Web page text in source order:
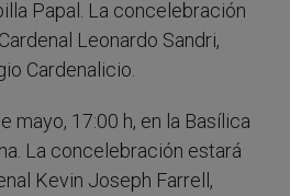
Papal. La concelebración
Leonardo Sandri,
Cardenalicio.
mayo, 17:00 h, en la Basílica
La concelebración estará
Kevin Joseph Farrell,